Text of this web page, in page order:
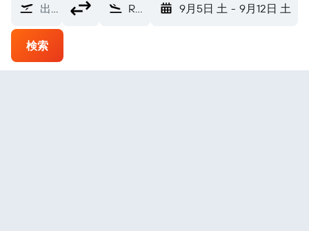
出発地 Red Devil レッド・デビル空港 (RDV) 9月5日 土 - 9月12日 土
検索